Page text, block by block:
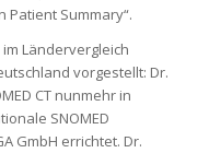
Patient Summary“.
Ländervergleich
vorgestellt: Dr.
CT nunmehr in
SNOMED
GmbH errichtet. Dr.